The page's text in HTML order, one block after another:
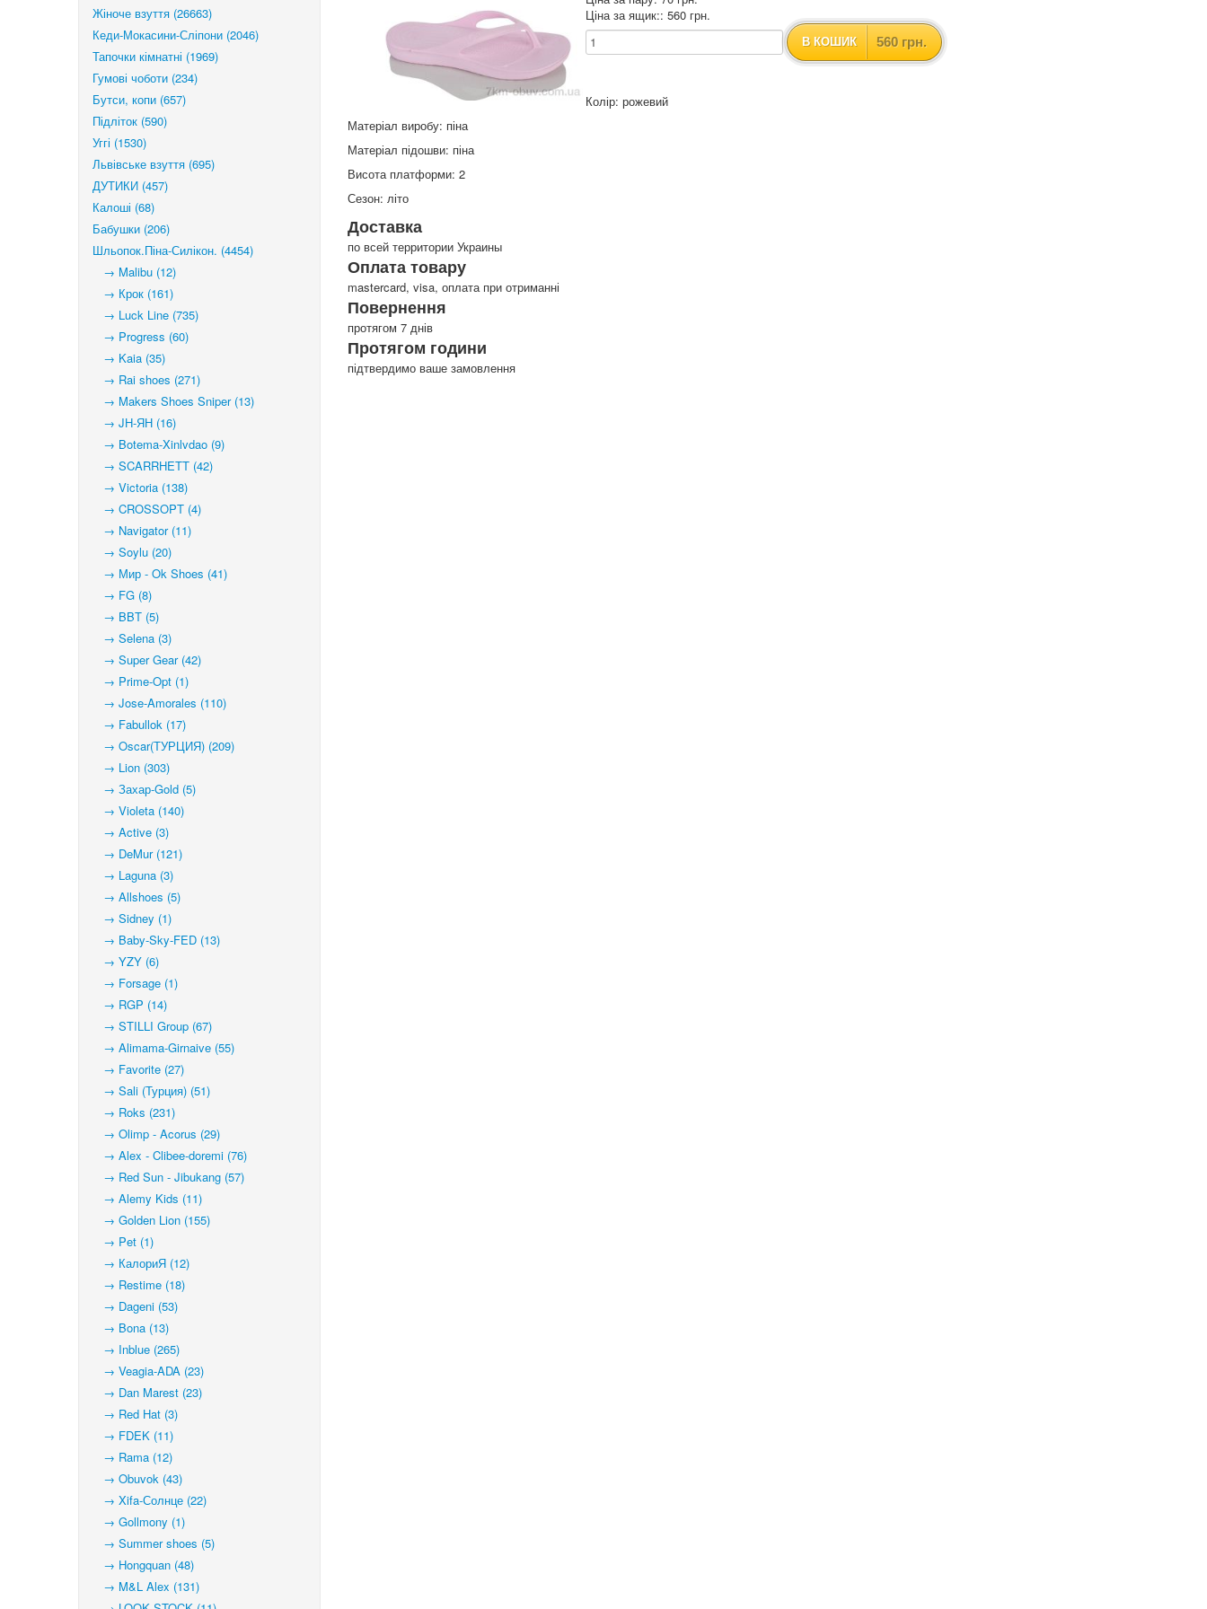
Жіноче взуття (26663)
Кеди-Мокасини-Сліпони (2046)
Тапочки кімнатні (1969)
Гумові чоботи (234)
Бутси, копи (657)
Підліток (590)
Уггі (1530)
Львівське взуття (695)
ДУТИКИ (457)
Калоші (68)
Бабушки (206)
Шльопок.Піна-Силікон. (4454)
→ Malibu (12)
→ Крок (161)
→ Luck Line (735)
→ Progress (60)
→ Kaia (35)
→ Rai shoes (271)
→ Makers Shoes Sniper (13)
→ JH-ЯН (16)
→ Botema-Xinlvdao (9)
→ SCARRHETT (42)
→ Victoria (138)
→ CROSSOPT (4)
→ Navigator (11)
→ Soylu (20)
→ Мир - Ok Shoes (41)
→ FG (8)
→ BBT (5)
→ Selena (3)
→ Super Gear (42)
→ Prime-Opt (1)
→ Jose-Amorales (110)
→ Fabullok (17)
→ Oscar(ТУРЦИЯ) (209)
→ Lion (303)
→ Захар-Gold (5)
→ Violeta (140)
→ Active (3)
→ DeMur (121)
→ Laguna (3)
→ Allshoes (5)
→ Sidney (1)
→ Baby-Sky-FED (13)
→ YZY (6)
→ Forsage (1)
→ RGP (14)
→ STILLI Group (67)
→ Alimama-Girnaive (55)
→ Favorite (27)
→ Sali (Турция) (51)
→ Roks (231)
→ Olimp - Acorus (29)
→ Alex - Clibee-doremi (76)
→ Red Sun - Jibukang (57)
→ Alemy Kids (11)
→ Golden Lion (155)
→ Pet (1)
→ КалориЯ (12)
→ Restime (18)
→ Dageni (53)
→ Bona (13)
→ Inblue (265)
→ Veagia-ADA (23)
→ Dan Marest (23)
→ Red Hat (3)
→ FDEK (11)
→ Rama (12)
→ Obuvok (43)
→ Xifa-Солнце (22)
→ Gollmony (1)
→ Summer shoes (5)
→ Hongquan (48)
→ M&L Alex (131)
Ціна за ящик:: 560 грн.
В КОШИК 560 грн.
Колір: рожевий
Матеріал виробу: піна
Матеріал підошви: піна
Висота платформи: 2
Сезон: літо
Доставка
по всей территории Украины
Оплата товару
mastercard, visa, оплата при отриманні
Повернення
протягом 7 днів
Протягом години
підтвердимо ваше замовлення